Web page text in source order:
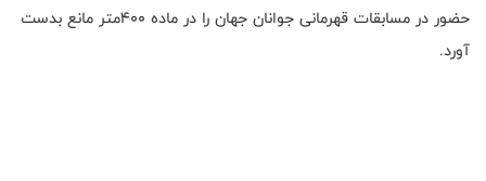
حضور در مسابقات قهرمانی جوانان جهان را در ماده ۴۰۰متر مانع بدست
آورد.